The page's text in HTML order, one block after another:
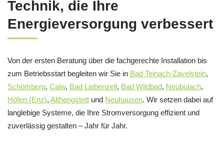
Technik, die Ihre
Energieversorgung verbessert
Von der ersten Beratung über die fachgerechte Installation bis
zum Betriebsstart begleiten wir Sie in Bad Teinach-Zavelstein,
Schömberg, Calw, Bad Liebenzell, Bad Wildbad, Neubulach,
Höfen (Enz), Althengstett und Neuhausen. Wir setzen dabei auf
langlebige Systeme, die Ihre Stromversorgung effizient und
zuverlässig gestalten – Jahr für Jahr.